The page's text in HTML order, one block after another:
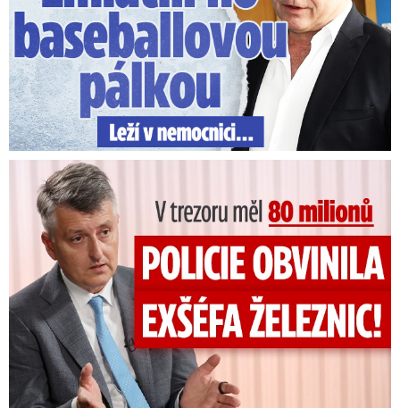
V trezoru měl 80 milionů: Policie obvinila exšéfa železnic!